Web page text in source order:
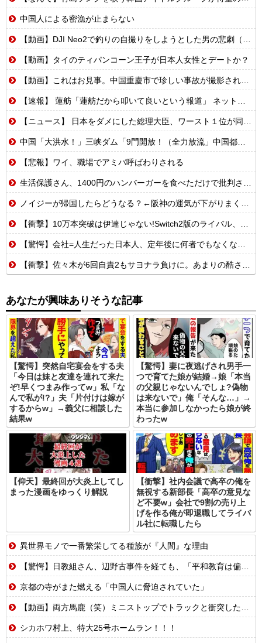
中国人による密漁が止まらない
【動画】DJI Neo2で釣りの自撮りをしようとした男の悲劇（ノ∇`）
【動画】タイのティパンコーン王子が日本人女性とデートか？
【動画】これはお見事。中国重慶市で珍しい事故が撮影される。
【速報】 蓮舫「蓮舫だから叩いて良いという報道」 ネット「高市だから叩いて良いをやってるのがお前だろ」
【ニュース】 日本をダメにした総理大臣、ワースト１位が同点でこの人ｗｗｗｗｗｗ
中国「大洪水！」三峡ダム「9門開放！（全力放流」中国都市「三峡沿線の道路水没」中国政府「高速道路封鎖！」中国ダム「緊急放流に合わせて開門（土砂崩れ発生」→
【悲報】ワイ、職場でアミバ呼ばわりされる
生活保護さん、1400円のハンバーガーを食べただけで批判される
ノイジーが帰国したらどうなる？←阪神の運気が下がりまくるやろな
【衝撃】10万本突破は伊達じゃない!Switch2版のライバル、まさかのSwitch版だったw
【驚愕】会社=人生だった日本人、定年後に何者でもなくなるwww
【衝撃】佐々木が6回自責2もサヨナラ負けに。あまりの酷さにドン引きするドジャースファン
あなたが興味ありそうな記事
【驚愕】突然自宅宴会をする夫
「今日は妹と友達を連れて来た
ぞ!早くつまみ作ってw」私「な
んで私が!?」夫「片付けは嫁が
するからw」→義父に相談した
結果w
【驚愕】妻に夜逃げされ男手一
つで育てた娘が結婚→娘「本当
の父親じゃないんでしょ?偽物
は来ないで」俺「そんな…」→
本当に参加しなかったら娘が終
わったw
【仰天】最終回が大炎上してし
まった漫画をゆっくり解説
【衝撃】社内会議で高卒の俺を
無視する新部長「高卒の意見な
ど不要w」会社で9割の売り上
げを作る俺が即退職してライバ
ル社に転職したら
異世界モノで一番繁栄してる種族が『人間』な理由
【驚愕】日教組さん、辺野古事件を経ても、「平和教育は偏っていない!」
京都の寺がまた燃える「中国人に脅迫されていた」
【動画】両方馬鹿（笑）ミニストップでトラックと衝突したドラレコが（ノ∇`）
シカホワ村上、特大25号ホームラン！！！